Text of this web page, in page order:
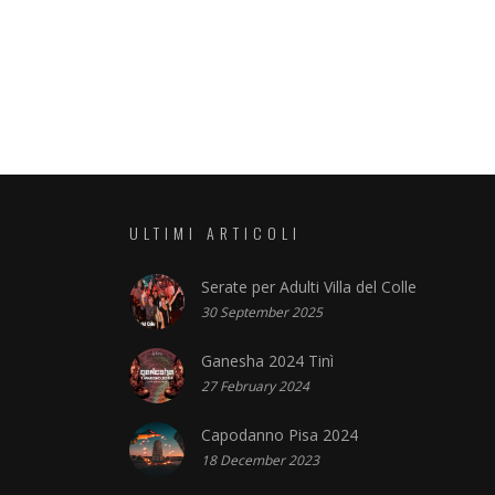
ULTIMI ARTICOLI
Serate per Adulti Villa del Colle
30 September 2025
Ganesha 2024 Tinì
27 February 2024
Capodanno Pisa 2024
18 December 2023